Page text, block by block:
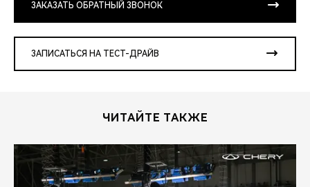
ЗАКАЗАТЬ ОБРАТНЫЙ ЗВОНОК
ЗАПИСАТЬСЯ НА ТЕСТ-ДРАЙВ
ЧИТАЙТЕ ТАКЖЕ